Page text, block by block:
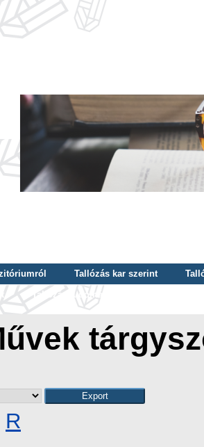
Tallózás kar szerint
Tallózás tudományterület szerint
R